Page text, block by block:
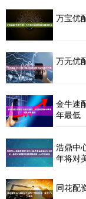
万宝优
万无优
金牛速
年最低
浩鼎中
年将对
同花配